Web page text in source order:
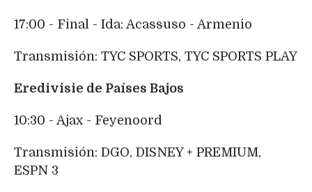
17:00 - Final - Ida: Acassuso - Armenio
Transmisión: TYC SPORTS, TYC SPORTS PLAY
Eredivisie de Países Bajos
10:30 - Ajax - Feyenoord
Transmisión: DGO, DISNEY + PREMIUM,
ESPN 3